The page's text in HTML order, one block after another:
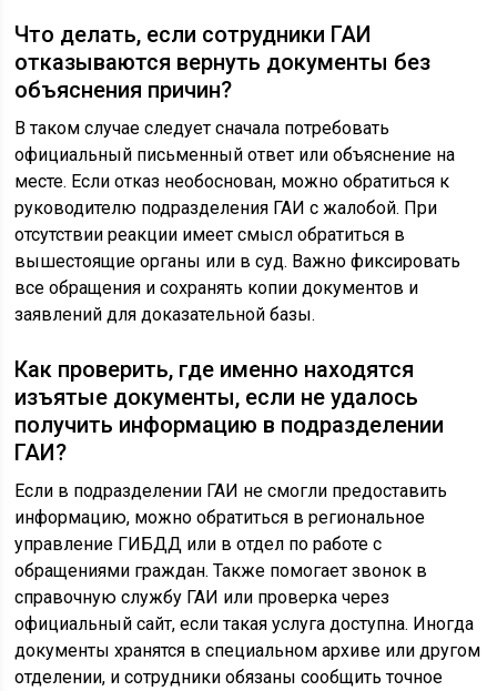
Что делать, если сотрудники ГАИ
отказываются вернуть документы без
объяснения причин?
В таком случае следует сначала потребовать
официальный письменный ответ или объяснение на
месте. Если отказ необоснован, можно обратиться к
руководителю подразделения ГАИ с жалобой. При
отсутствии реакции имеет смысл обратиться в
вышестоящие органы или в суд. Важно фиксировать
все обращения и сохранять копии документов и
заявлений для доказательной базы.
Как проверить, где именно находятся
изъятые документы, если не удалось
получить информацию в подразделении
ГАИ?
Если в подразделении ГАИ не смогли предоставить
информацию, можно обратиться в региональное
управление ГИБДД или в отдел по работе с
обращениями граждан. Также помогает звонок в
справочную службу ГАИ или проверка через
официальный сайт, если такая услуга доступна. Иногда
документы хранятся в специальном архиве или другом
отделении, и сотрудники обязаны сообщить точное